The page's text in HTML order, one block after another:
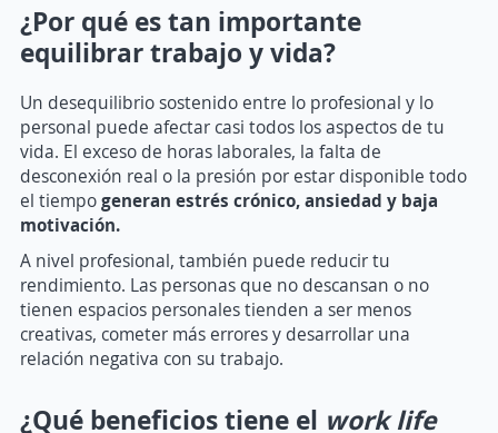
¿Por qué es tan importante
equilibrar trabajo y vida?
Un desequilibrio sostenido entre lo profesional y lo
personal puede afectar casi todos los aspectos de tu
vida. El exceso de horas laborales, la falta de
desconexión real o la presión por estar disponible todo
el tiempogeneran estrés crónico, ansiedad y baja
motivación.
A nivel profesional, también puede reducir tu
rendimiento. Las personas que no descansan o no
tienen espacios personales tienden a ser menos
creativas, cometer más errores y desarrollar una
relación negativa con su trabajo.
¿Qué beneficios tiene el work life